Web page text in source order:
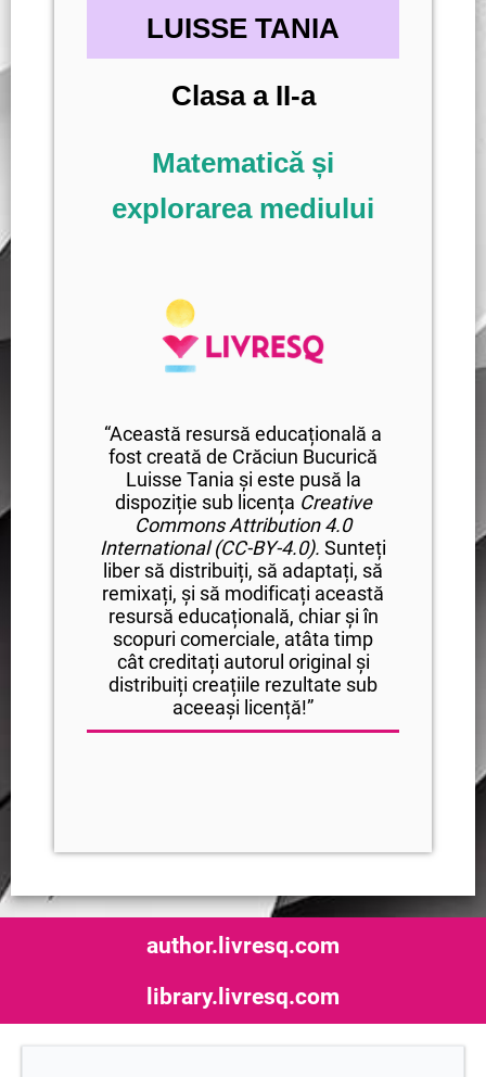
LUISSE TANIA
Clasa a II-a
Matematică și
explorarea mediului
“Această resursă educațională a
fost creată de Crăciun Bucurică
Luisse Tania și este pusă la
dispoziție sub licența Creative
Commons Attribution 4.0
International (CC-BY-4.0). Sunteți
liber să distribuiți, să adaptați, să
remixați, și să modificați această
resursă educațională, chiar și în
scopuri comerciale, atâta timp
cât creditați autorul original și
distribuiți creațiile rezultate sub
aceeași licență!”
author.livresq.com
library.livresq.com